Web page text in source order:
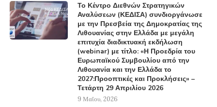
Το Κέντρο Διεθνών Στρατηγικών
Αναλύσεων (ΚΕΔΙΣΑ) συνδιοργάνωσε
με την Πρεσβεία της Δημοκρατίας της
Λιθουανίας στην Ελλάδα με μεγάλη
επιτυχία διαδικτυακή εκδήλωση
(webinar) με τίτλο: «Η Προεδρία του
Ευρωπαϊκού Συμβουλίου από την
Λιθουανία και την Ελλάδα το
2027:Προοπτικές και Προκλήσεις» –
Τετάρτη 29 Απριλίου 2026
9 Μαΐου, 2026